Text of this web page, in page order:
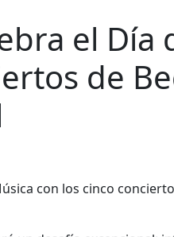
el Día
de